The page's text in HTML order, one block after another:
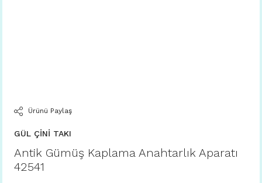
Ürünü Paylaş
GÜL ÇİNİ TAKI
Antik Gümüş Kaplama Anahtarlık Aparatı
42541